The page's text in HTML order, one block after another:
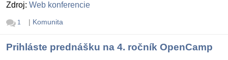
Zdroj: Web konferencie
1 | Komunita
Prihláste prednášku na 4. ročník OpenCamp